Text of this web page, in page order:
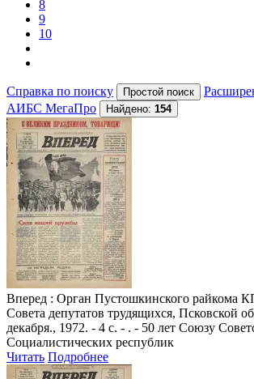
8
9
10
Справка по поиску
АИБС МегаПро
Найдено: 154
Вперед : Орган Пустошкинского райкома
Совета депутатов трудящихся, Псковской
декабря., 1972. - 4 с. - . - 50 лет Союзу
Социалистических республик
Читать Подробнее